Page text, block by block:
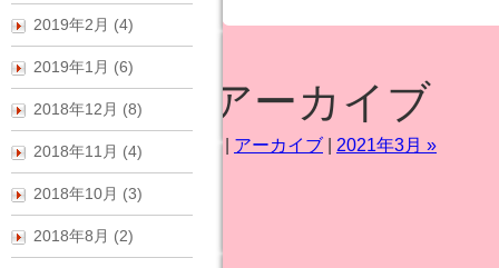
2021年2月アーカイブ
« 2021年1月 |メインページ | アーカイブ 2021年3月 »
2019年2月 (4)
2019年1月 (6)
2018年12月 (8)
2018年11月 (4)
2018年10月 (3)
2018年8月 (2)